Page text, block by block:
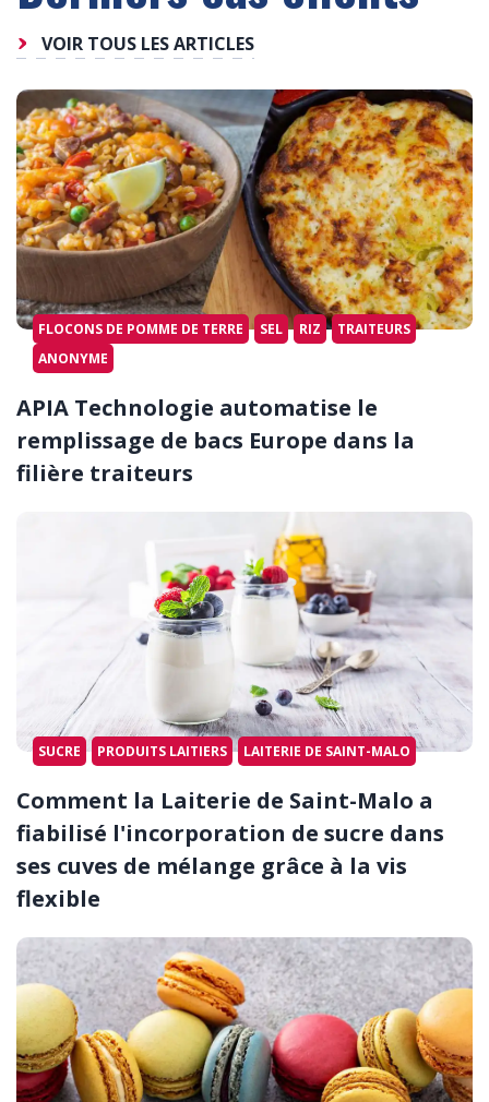
VOIR TOUS LES ARTICLES
FLOCONS DE POMME DE TERRE SEL RIZ
TRAITEURS
ANONYME
APIA Technologie automatise le
remplissage de bacs Europe dans la
filière traiteurs
SUCRE PRODUITS LAITIERS LAITERIE DE SAINT-MALO
Comment la Laiterie de Saint-Malo a
fiabilisé l'incorporation de sucre dans
ses cuves de mélange grâce à la vis
flexible